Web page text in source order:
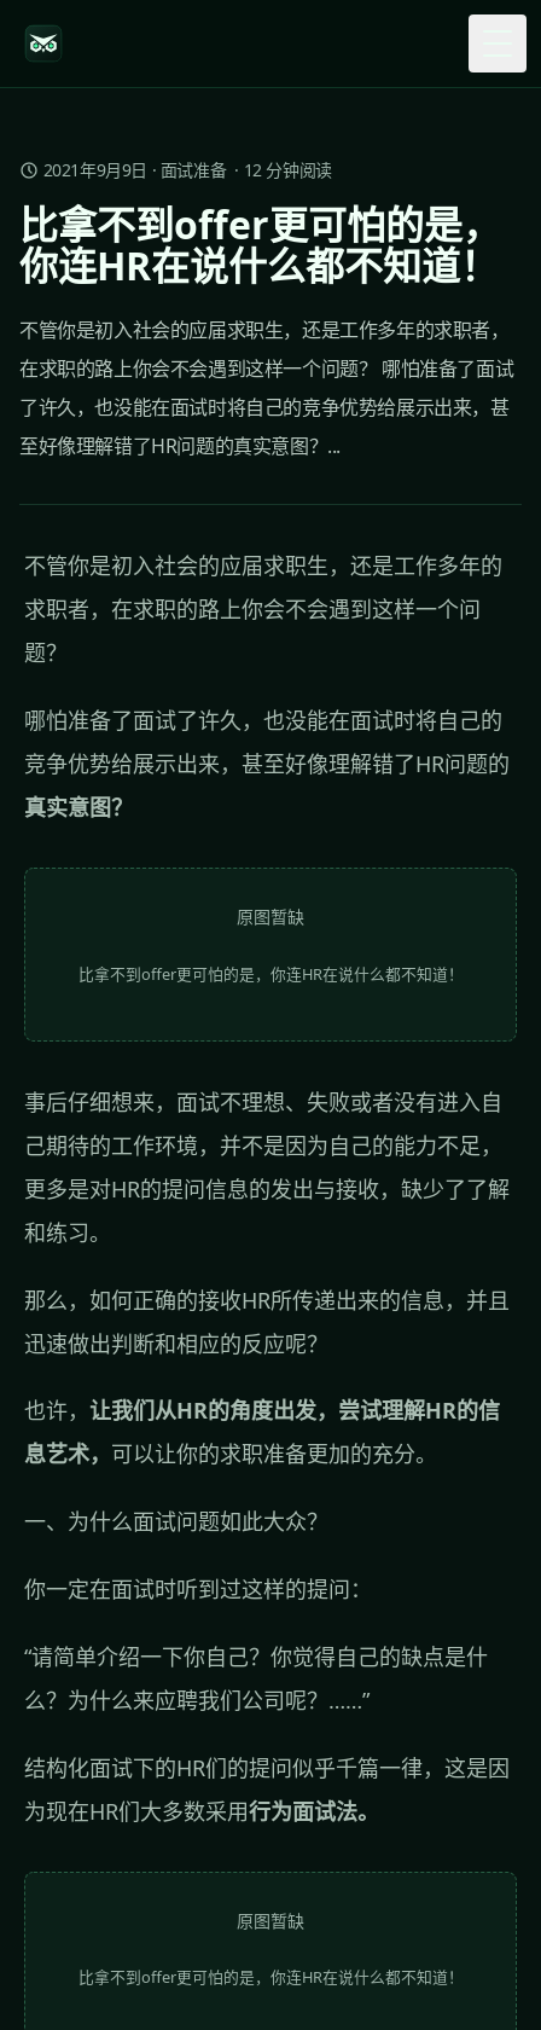
2021年9月9日 · 面试准备· 12分钟阅读
比拿不到offer更可怕的是，
你连HR在说什么都不知道！
不管你是初入社会的应届求职生，还是工作多年的求职者，
在求职的路上你会不会遇到这样一个问题？ 哪怕准备了面试
了许久，也没能在面试时将自己的竞争优势给展示出来，甚
至好像理解错了HR问题的真实意图？...
不管你是初入社会的应届求职生，还是工作多年的
求职者，在求职的路上你会不会遇到这样一个问
题？
哪怕准备了面试了许久，也没能在面试时将自己的
竞争优势给展示出来，甚至好像理解错了HR问题的
真实意图？
原图暂缺
比拿不到offer更可怕的是，你连HR在说什么都不知道！
事后仔细想来，面试不理想、失败或者没有进入自
己期待的工作环境，并不是因为自己的能力不足，
更多是对HR的提问信息的发出与接收，缺少了了解
和练习。
那么，如何正确的接收HR所传递出来的信息，并且
迅速做出判断和相应的反应呢？
也许， 让我们从HR的角度出发，尝试理解HR的信
息艺术， 可以让你的求职准备更加的充分。
一、为什么面试问题如此大众？
你一定在面试时听到过这样的提问：
“请简单介绍一下你自己？你觉得自己的缺点是什
么？为什么来应聘我们公司呢？……”
结构化面试下的HR们的提问似乎千篇一律，这是因
为现在HR们大多数采用行为面试法。
原图暂缺
比拿不到offer更可怕的是，你连HR在说什么都不知道！